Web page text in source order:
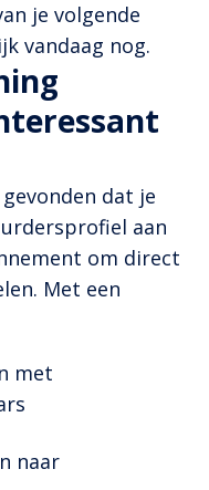
je volgende
vandaag nog.
dat je
aan
om direct
Met een
met
naar